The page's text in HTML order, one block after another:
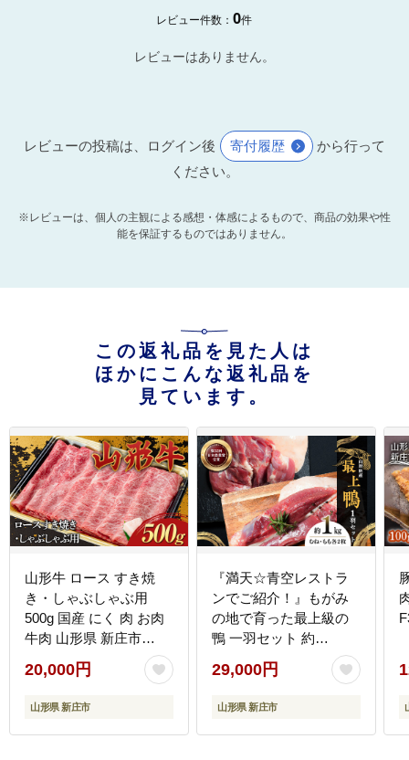
レビュー件数：0件
レビューはありません。
レビューの投稿は、ログイン後 寄付履歴
から行って
ください。
※レビューは、個人の主観による感想・体感によるもので、商品の効果や性
能を保証するものではありません。
この返礼品を見た人は
ほかにこんな返礼品を
見ています。
山形牛 ロース すき焼
き・しゃぶしゃぶ用
500g 国産 にく 肉 お肉
牛肉 山形県 新庄市
F3S-2271
20,000円
山形県 新庄市
『満天☆青空レストラ
ンでご紹介！』もがみ
の地で育った最上級の
鴨 一羽セット 約
1kg（むね2枚、もも2
枚）最上鴨 かも 鴨 鴨肉
鴨鍋 鴨南蛮 鴨焼き 山形
29,000円
山形県 新庄市